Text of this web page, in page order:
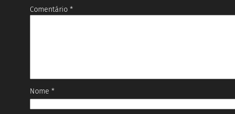
Comentário *
Nome *